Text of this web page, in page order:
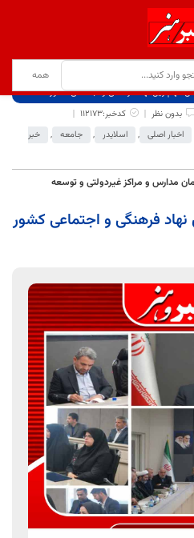
مهم‌ترین نهاد فرهنگی و اجتماعی کشور است
بدون نظر
کدخبر:112173
اخبار اصلی , اسلایدر , جامعه ,
خبر
مدارس و مراکز غیردولتی و توسعه
فرهنگی و اجتماعی کشور